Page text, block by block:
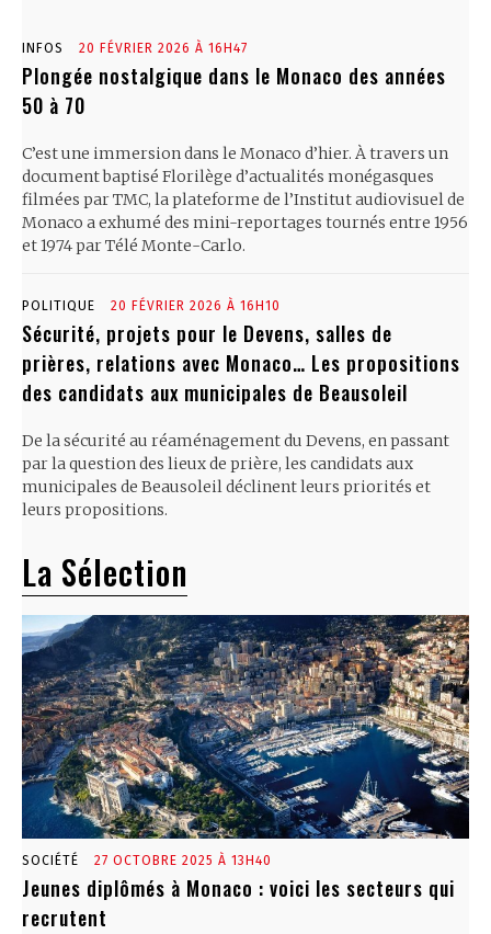
INFOS 20 FÉVRIER 2026 À 16H47
Plongée nostalgique dans le Monaco des années
50 à 70
C’est une immersion dans le Monaco d’hier. À travers un
document baptisé Florilège d’actualités monégasques
filmées par TMC, la plateforme de l’Institut audiovisuel de
Monaco a exhumé des mini-reportages tournés entre 1956
et 1974 par Télé Monte-Carlo.
POLITIQUE 20 FÉVRIER 2026 À 16H10
Sécurité, projets pour le Devens, salles de
prières, relations avec Monaco… Les propositions
des candidats aux municipales de Beausoleil
De la sécurité au réaménagement du Devens, en passant
par la question des lieux de prière, les candidats aux
municipales de Beausoleil déclinent leurs priorités et
leurs propositions.
La Sélection
SOCIÉTÉ 27 OCTOBRE 2025 À 13H40
Jeunes diplômés à Monaco : voici les secteurs qui
recrutent